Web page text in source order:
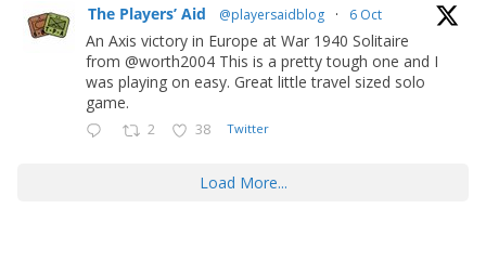
The Players’ Aid @playersaidblog · 6 Oct
An Axis victory in Europe at War 1940 Solitaire
from @worth2004 This is a pretty tough one and I
was playing on easy. Great little travel sized solo
game.
2 38 Twitter
Load More...